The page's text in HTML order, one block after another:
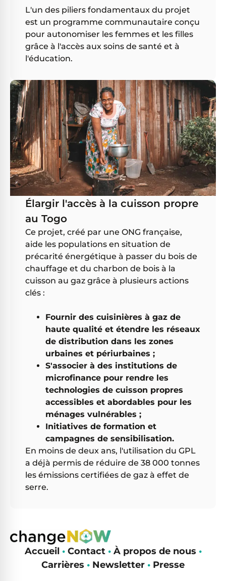
L'un des piliers fondamentaux du projet
est un programme communautaire conçu
pour autonomiser les femmes et les filles
grâce à l'accès aux soins de santé et à
l'éducation.
Élargir l'accès à la cuisson propre
au Togo
Ce projet, créé par une ONG française,
aide les populations en situation de
précarité énergétique à passer du bois de
chauffage et du charbon de bois à la
cuisson au gaz grâce à plusieurs actions
clés :
Fournir des cuisinières à gaz de
haute qualité et étendre les réseaux
de distribution dans les zones
urbaines et périurbaines ;
S'associer à des institutions de
microfinance pour rendre les
technologies de cuisson propres
accessibles et abordables pour les
ménages vulnérables ;
Initiatives de formation et
campagnes de sensibilisation.
En moins de deux ans, l'utilisation du GPL
a déjà permis de réduire de 38 000 tonnes
les émissions certifiées de gaz à effet de
serre.
Accueil • Contact• À propos de nous •
Carrières • Newsletter • Presse